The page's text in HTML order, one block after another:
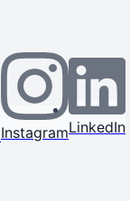
InstagramLinkedIn